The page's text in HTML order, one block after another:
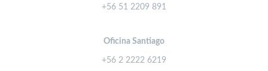
+56 51 2209 891
Oficina Santiago
+56 2 2222 6219